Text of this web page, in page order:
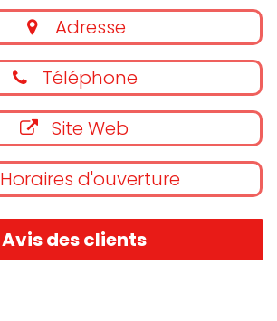
Adresse
Téléphone
Site Web
Horaires d'ouverture
Avis des clients